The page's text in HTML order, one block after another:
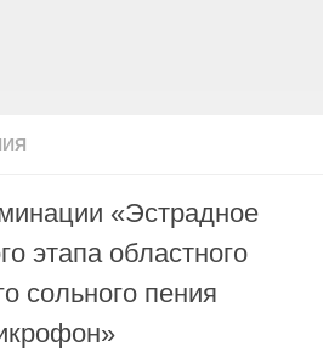
«Эстрадное
этапа областного
сольного пения